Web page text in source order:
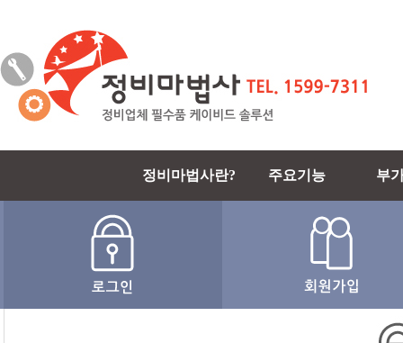
정비마법사란? 주요기능 부